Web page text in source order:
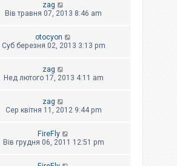
zag
Вів травня 07, 2013 8:46 am
otocyon
Суб березня 02, 2013 3:13 pm
zag
Нед лютого 17, 2013 4:11 am
zag
Сер квітня 11, 2012 9:44 pm
FireFly
Вів грудня 06, 2011 12:51 pm